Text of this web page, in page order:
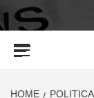
HOME POLITICA